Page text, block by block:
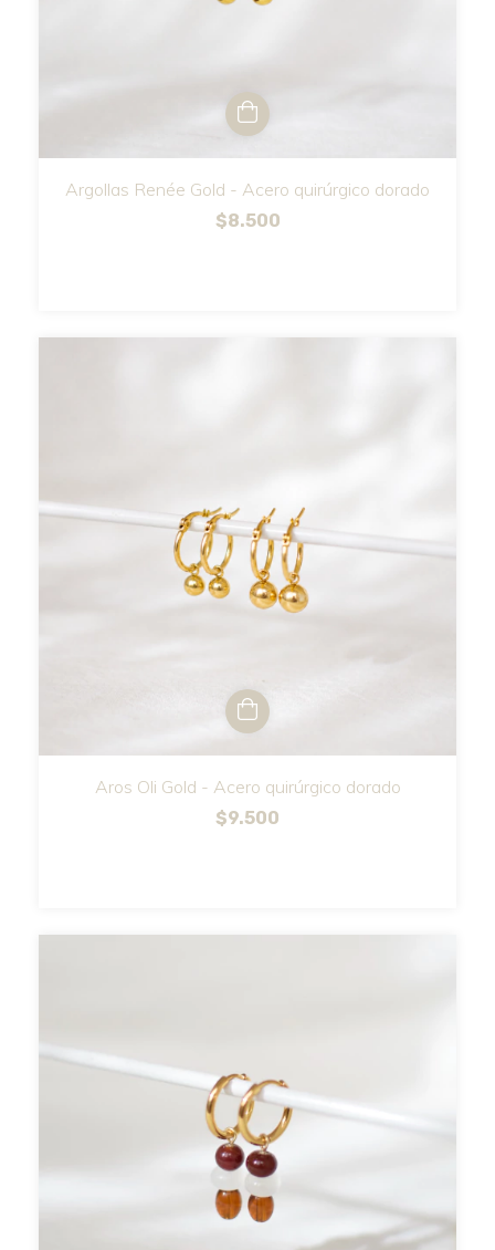
Argollas Renée Gold - Acero quirúrgico dorado
$8.500
Aros Oli Gold - Acero quirúrgico dorado
$9.500